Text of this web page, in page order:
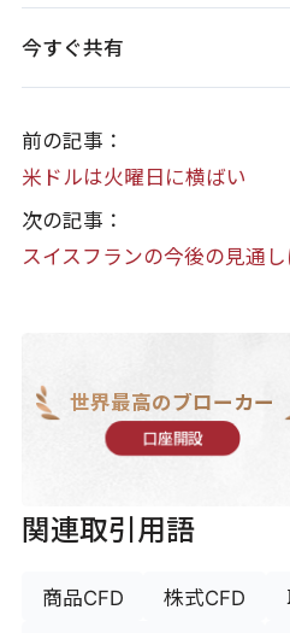
今すぐ共有
前の記事：
米ドルは火曜日に横ばい
次の記事：
スイスフランの今後の見通
世界最高のブローカー
口座開設
関連取引用語
商品CFD 株式CFD